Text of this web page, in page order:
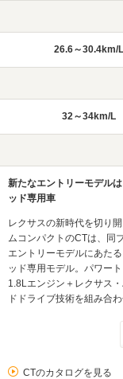
26.6～30.4km/L
32～34km/L
新たなエントリーモデル
ッド専用車
レクサスの新時代を切り
ムコンパクトのCTは、同
エントリーモデルにあた
ッド専用モデル。パワー
1.8Lエンジン＋レクサス
ドドライブ技術を組み合
CTのカタログを見る